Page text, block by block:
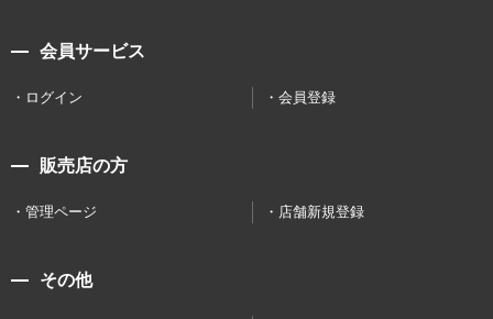
会員サービス
ログイン 会員登録
販売店の方
管理ページ 店舗新規登録
その他